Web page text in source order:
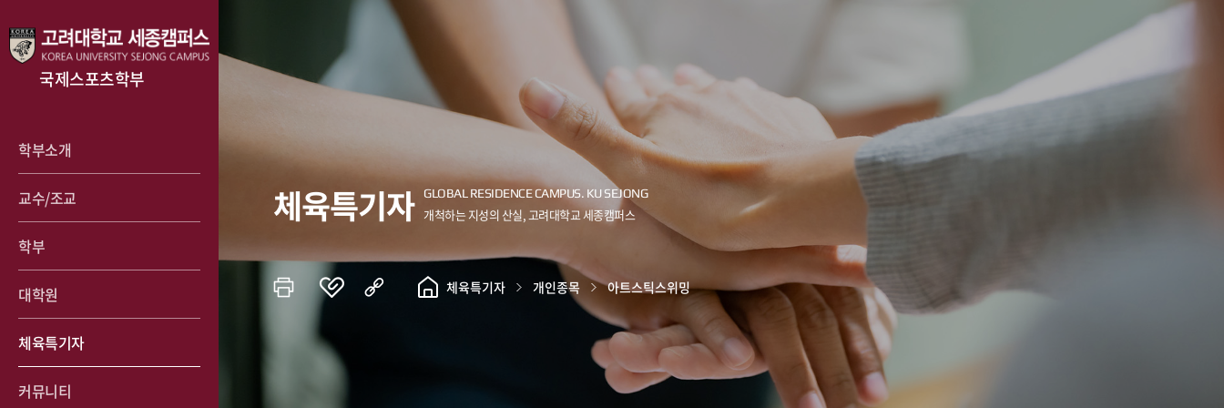
국제스포츠학부
학부소개
교수/조교
학부
대학원
체육특기자
커뮤니티
체육특기자
체육특기자 개인종목 아트스틱스위밍